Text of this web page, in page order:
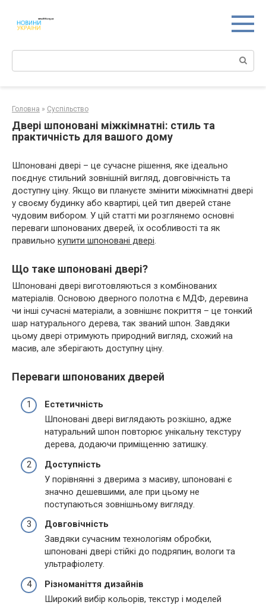
контенту
Поиск:
Головна » Суспільство
Двері шпоновані міжкімнатні: стиль та
практичність для вашого дому
Шпоновані двері – це сучасне рішення, яке ідеально
поєднує стильний зовнішній вигляд, довговічність та
доступну ціну. Якщо ви плануєте змінити міжкімнатні двері
у своєму будинку або квартирі, цей тип дверей стане
чудовим вибором. У цій статті ми розглянемо основні
переваги шпонованих дверей, їх особливості та як
правильно купити шпоновані двері.
Що таке шпоновані двері?
Шпоновані двері виготовляються з комбінованих
матеріалів. Основою дверного полотна є МДФ, деревина
чи інші сучасні матеріали, а зовнішнє покриття – це тонкий
шар натурального дерева, так званий шпон. Завдяки
цьому двері отримують природний вигляд, схожий на
масив, але зберігають доступну ціну.
Переваги шпонованих дверей
Естетичність
Шпоновані двері виглядають розкішно, адже
натуральний шпон повторює унікальну текстуру
дерева, додаючи приміщенню затишку.
Доступність
У порівнянні з дверима з масиву, шпоновані є
значно дешевшими, але при цьому не
поступаються зовнішньому вигляду.
Довговічність
Завдяки сучасним технологіям обробки,
шпоновані двері стійкі до подряпин, вологи та
ультрафіолету.
Різноманіття дизайнів
Широкий вибір кольорів, текстур і моделей